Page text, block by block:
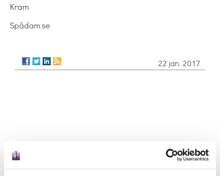
Kram
Spådam.se
22 jan. 2017